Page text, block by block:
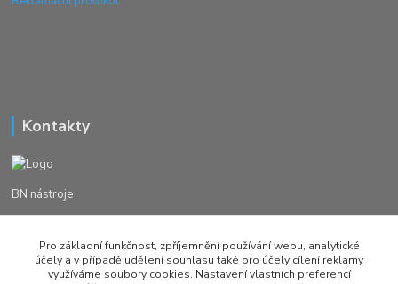
Kontakty
BN nástroje
+420 777982023
Pro základní funkčnost, zpříjemnění používání webu, analytické
účely a v případě udělení souhlasu také pro účely cílení reklamy
využíváme soubory cookies. Nastavení vlastních preferencí